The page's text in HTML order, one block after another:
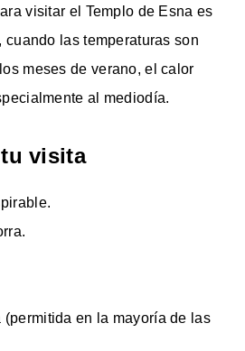
visitar el Templo de Esna es
cuando las temperaturas son
meses de verano, el calor
al mediodía.
visita
(permitida en la mayoría de las